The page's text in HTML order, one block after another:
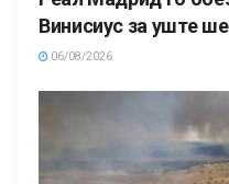
Винисиус за уште
06/08/2026